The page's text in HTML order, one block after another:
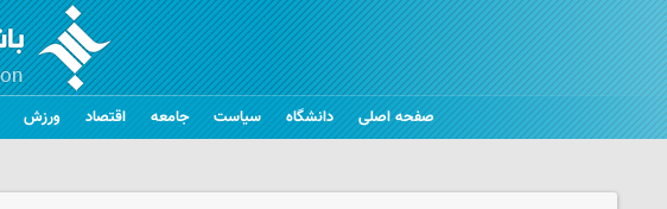
صفحه اصلی دانشگاه سیاست جامعه اقتصاد ورزش